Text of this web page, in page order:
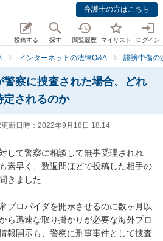
弁護士の方はこちら
投稿する 探す 閲覧履歴 マイリスト ログイン
インターネットの法律Q&A 誹謗中傷の
警察に捜査された場合、どれ
定されるのか
更新日時： 2022年9月18日 18:14
して警察に相談して無事受理されれ
素早く、数週間ほどで投稿した相手の
きました
プロパイダを開示させるのに数ヶ月以
ら迅速な取り掛かりが必要な海外プロ
報開示も、警察に刑事事件として捜査